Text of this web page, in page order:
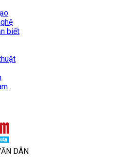
biết
DÂN